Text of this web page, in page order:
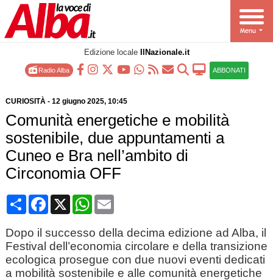
Edizione locale IlNazionale.it
Radio Alba ABBONATI
CURIOSITÀ- 12 giugno 2025, 10:45
Comunità energetiche e mobilità
sostenibile, due appuntamenti a
Cuneo e Bra nell’ambito di
Circonomia OFF
CondividiFacebook
X WhatsApp
Email
Dopo il successo della decima edizione ad Alba, il
Festival dell’economia circolare e della transizione
ecologica prosegue con due nuovi eventi dedicati
a mobilità sostenibile e alle comunità energetiche